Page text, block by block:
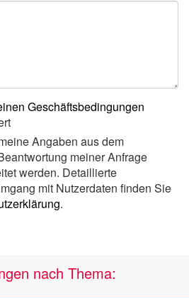
Geschäftsbedingungen
Angaben aus dem
meiner Anfrage
werden. Detaillierte
mit Nutzerdaten finden Sie
.
nach Thema: